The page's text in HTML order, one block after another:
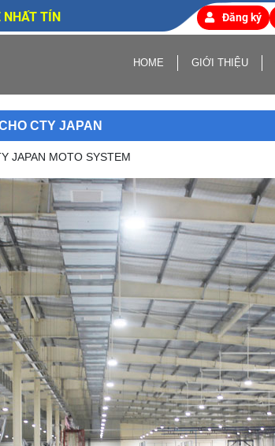
NHẤT TÍN Đăng ký
HOME GIỚI THIỆU
CTY JAPAN
JAPAN MOTO SYSTEM